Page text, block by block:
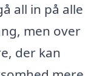
all in på alle
men over
der kan